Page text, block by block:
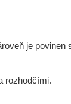
je povinen
rozhodčími.